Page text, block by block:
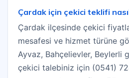
Çardak için çekici teklifi
Çardak ilçesinde çekici
mesafesi ve hizmet türüne
Ayvaz, Bahçelievler, Beylerli
çekici talebiniz için (0541)